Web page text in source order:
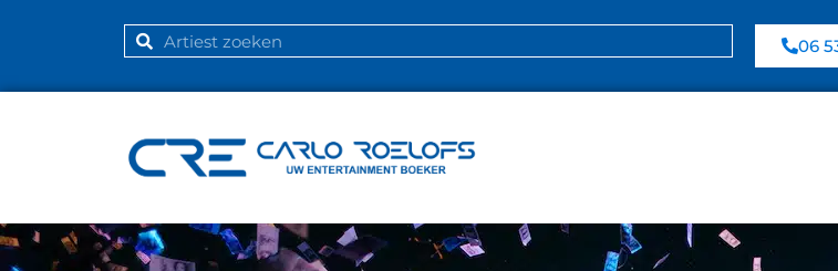
06